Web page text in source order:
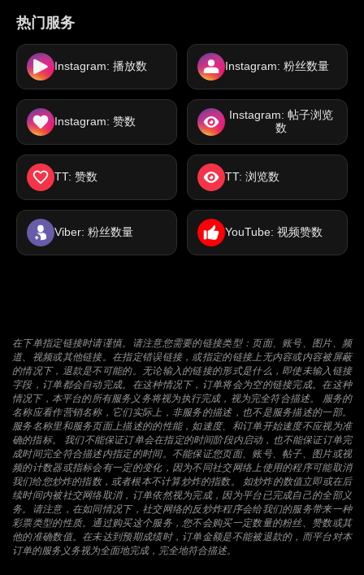
热门服务
Instagram: 播放数 Instagram: 粉丝数量
Instagram: 赞数
Instagram: 帖子浏览
数
TT: 赞数 TT: 浏览数
Viber: 粉丝数量 YouTube: 视频赞数
在下单指定链接时请谨慎。请注意您需要的链接类型：页面、账号、图片、频
道、视频或其他链接。在指定错误链接，或指定的链接上无内容或内容被屏蔽
的情况下，退款是不可能的。无论输入的链接的形式是什么，即使未输入链接
字段，订单都会自动完成。在这种情况下，订单将会为空的链接完成。在这种
情况下，本平台的所有服务义务将视为执行完成，视为完全符合描述。 服务的
名称应看作营销名称，它们实际上，非服务的描述，也不是服务描述的一部。
服务名称里和服务页面上描述的的性能，如速度、和订单开始速度不应视为准
确的指标。 我们不能保证订单会在指定的时间阶段内启动，也不能保证订单完
成时间完全符合描述内指定的时间。不能保证您页面、账号、帖子、图片或视
频的计数器或指标会有一定的变化，因为不同社交网络上使用的程序可能取消
我们给您炒炸的指数，或者根本不计算炒炸的指数。 如炒炸的数值立即或在后
续时间内被社交网络取消，订单依然视为完成，因为平台已完成自己的全部义
务。请注意，在如同情况下，社交网络的反炒炸程序会给我们的服务带来一种
彩票类型的性质。通过购买这个服务，您不会购买一定数量的粉丝、赞数或其
他的准确数值。在未达到预期成绩时，订单金额是不能被退款的，而平台对本
订单的服务义务视为全面地完成，完全地符合描述。